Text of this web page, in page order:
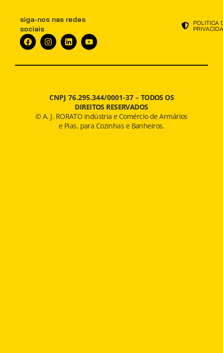
siga-nos nas redes
sociais
POLITICA
CNPJ 76.295.344/0001-37 – TODOS OS
DIREITOS RESERVADOS
© A. J. RORATO indústria e Comércio de Armários
e Pias, para Cozinhas e Banheiros.